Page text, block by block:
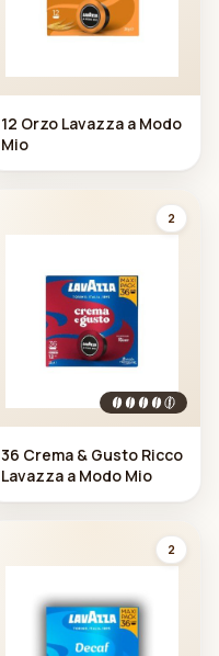
12 Orzo Lavazza a Modo
Mio
2
36 Crema & Gusto Ricco
Lavazza a Modo Mio
2